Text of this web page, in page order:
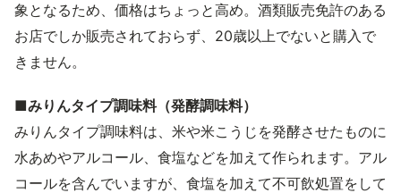
象となるため、価格はちょっと高め。酒類販売免許のある
お店でしか販売されておらず、20歳以上でないと購入で
きません。
■みりんタイプ調味料（発酵調味料）
みりんタイプ調味料は、米や米こうじを発酵させたものに
水あめやアルコール、食塩などを加えて作られます。アル
コールを含んでいますが、食塩を加えて不可飲処置をして